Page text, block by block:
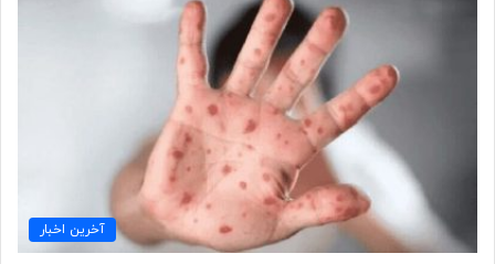
آخرین اخبار